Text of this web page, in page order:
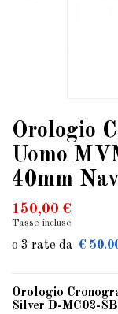
Orologio
Uomo
40mm
150,00 €
Tasse incluse
€
Orologio
Silver D-MC02-